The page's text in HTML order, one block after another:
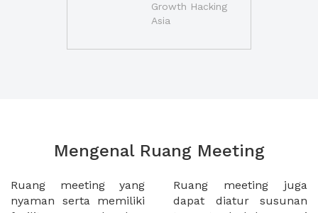
Growth Hacking
Asia
Mengenal Ruang Meeting
Ruang meeting yang
nyaman serta memiliki
Ruang meeting juga
dapat diatur susunan